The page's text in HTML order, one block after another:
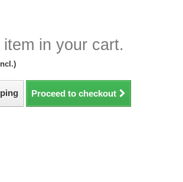
in your cart.
Proceed to checkout